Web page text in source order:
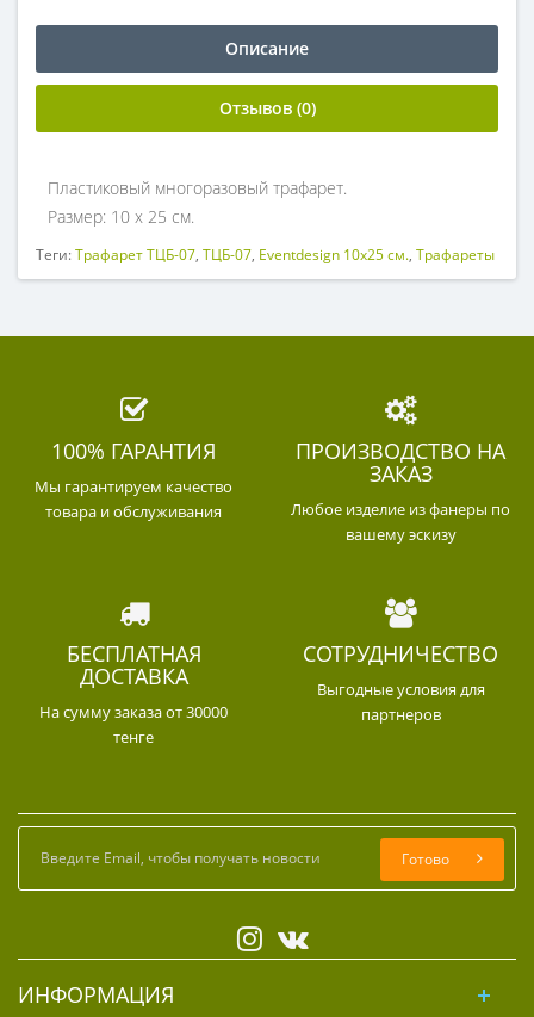
Описание
Отзывов (0)
Пластиковый многоразовый трафарет.
Размер: 10 х 25 см.
Теги:Трафарет ТЦБ-07, ТЦБ-07, Eventdesign 10х25 см., Трафареты
100% ГАРАНТИЯ
Мы гарантируем качество
товара и обслуживания
ПРОИЗВОДСТВО НА
ЗАКАЗ
Любое изделие из фанеры по
вашему эскизу
БЕСПЛАТНАЯ
ДОСТАВКА
На сумму заказа от 30000
тенге
СОТРУДНИЧЕСТВО
Выгодные условия для
партнеров
Готово
ИНФОРМАЦИЯ